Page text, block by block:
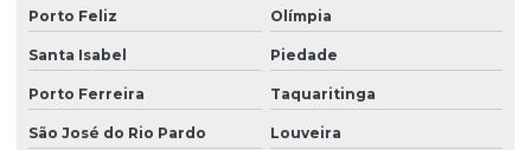
Limpeza de fachadas de vidro
Limpeza e manutenção predial terceirizada
Porto Feliz Olímpia
Santa Isabel Piedade
Porto Ferreira Taquaritinga
São José do Rio Pardo Louveira